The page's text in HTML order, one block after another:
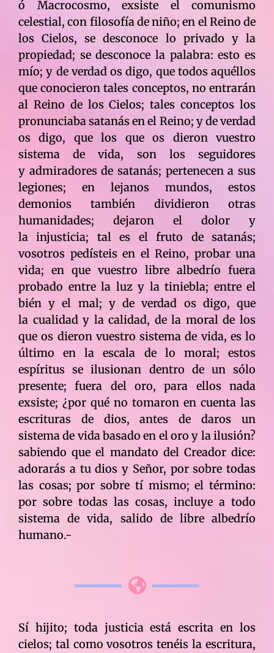
ó Macrocosmo, exsiste el comunismo
celestial, con filosofía de niño; en el Reino de
los Cielos, se desconoce lo privado y la
propiedad; se desconoce la palabra: esto es
mío; y de verdad os digo, que todos aquéllos
que conocieron tales conceptos, no entrarán
al Reino de los Cielos; tales conceptos los
pronunciaba satanás en el Reino; y de verdad
os digo, que los que os dieron vuestro
sistema de vida, son los seguidores
y admiradores de satanás; pertenecen a sus
legiones; en lejanos mundos, estos
demonios también dividieron otras
humanidades; dejaron el dolor y
la injusticia; tal es el fruto de satanás;
vosotros pedísteis en el Reino, probar una
vida; en que vuestro libre albedrío fuera
probado entre la luz y la tiniebla; entre el
bién y el mal; y de verdad os digo, que
la cualidad y la calidad, de la moral de los
que os dieron vuestro sistema de vida, es lo
último en la escala de lo moral; estos
espíritus se ilusionan dentro de un sólo
presente; fuera del oro, para ellos nada
exsiste; ¿por qué no tomaron en cuenta las
escrituras de dios, antes de daros un
sistema de vida basado en el oro y la ilusión?
sabiendo que el mandato del Creador dice:
adorarás a tu dios y Señor, por sobre todas
las cosas; por sobre tí mismo; el término:
por sobre todas las cosas, incluye a todo
sistema de vida, salido de libre albedrío
humano.-
Sí hijito; toda justicia está escrita en los
cielos; tal como vosotros tenéis la escritura,